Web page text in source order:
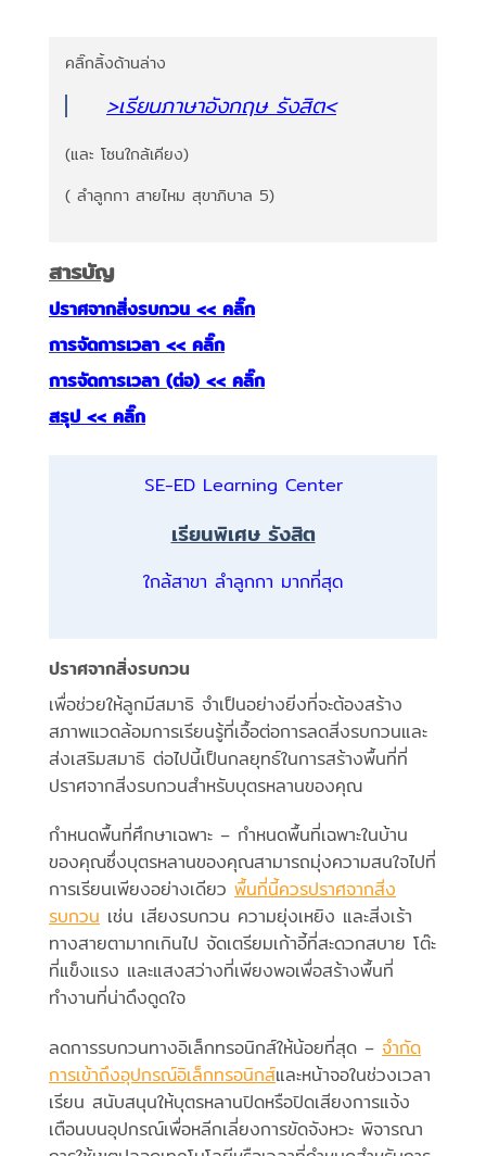
คลิ๊กลิ้งด้านล่าง
>เรียนภาษาอังกฤษ รังสิต<
(และ โซนใกล้เคียง)
( ลำลูกกา สายไหม สุขาภิบาล 5)
สารบัญ
ปราศจากสิ่งรบกวน << คลิ๊ก
การจัดการเวลา << คลิ๊ก
การจัดการเวลา (ต่อ) << คลิ๊ก
สรุป << คลิ๊ก
SE-ED Learning Center
เรียนพิเศษ รังสิต
ใกล้สาขา ลำลูกกา มากที่สุด
ปราศจากสิ่งรบกวน
เพื่อช่วยให้ลูกมีสมาธิ จำเป็นอย่างยิ่งที่จะต้องสร้าง
สภาพแวดล้อมการเรียนรู้ที่เอื้อต่อการลดสิ่งรบกวนและ
ส่งเสริมสมาธิ ต่อไปนี้เป็นกลยุทธ์ในการสร้างพื้นที่ที่
ปราศจากสิ่งรบกวนสำหรับบุตรหลานของคุณ
กำหนดพื้นที่ศึกษาเฉพาะ – กำหนดพื้นที่เฉพาะในบ้าน
ของคุณซึ่งบุตรหลานของคุณสามารถมุ่งความสนใจไปที่
การเรียนเพียงอย่างเดียว พื้นที่นี้ควรปราศจากสิ่ง
รบกวน เช่น เสียงรบกวน ความยุ่งเหยิง และสิ่งเร้า
ทางสายตามากเกินไป จัดเตรียมเก้าอี้ที่สะดวกสบาย โต๊ะ
ที่แข็งแรง และแสงสว่างที่เพียงพอเพื่อสร้างพื้นที่
ทำงานที่น่าดึงดูดใจ
ลดการรบกวนทางอิเล็กทรอนิกส์ให้น้อยที่สุด – จำกัด
การเข้าถึงอุปกรณ์อิเล็กทรอนิกส์และหน้าจอในช่วงเวลา
เรียน สนับสนุนให้บุตรหลานปิดหรือปิดเสียงการแจ้ง
เตือนบนอุปกรณ์เพื่อหลีกเลี่ยงการขัดจังหวะ พิจารณา